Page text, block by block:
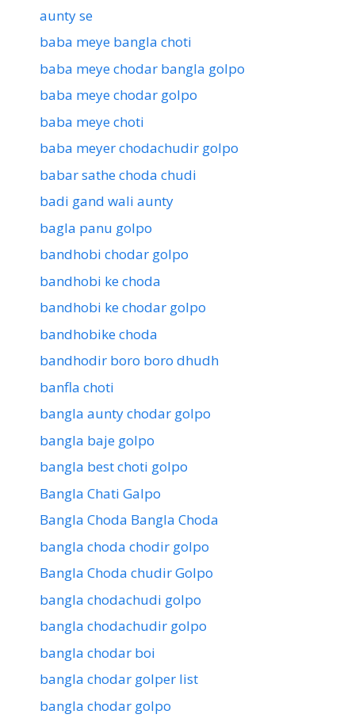
aunty se
baba meye bangla choti
baba meye chodar bangla golpo
baba meye chodar golpo
baba meye choti
baba meyer chodachudir golpo
babar sathe choda chudi
badi gand wali aunty
bagla panu golpo
bandhobi chodar golpo
bandhobi ke choda
bandhobi ke chodar golpo
bandhobike choda
bandhodir boro boro dhudh
banfla choti
bangla aunty chodar golpo
bangla baje golpo
bangla best choti golpo
Bangla Chati Galpo
Bangla Choda Bangla Choda
bangla choda chodir golpo
Bangla Choda chudir Golpo
bangla chodachudi golpo
bangla chodachudir golpo
bangla chodar boi
bangla chodar golper list
bangla chodar golpo